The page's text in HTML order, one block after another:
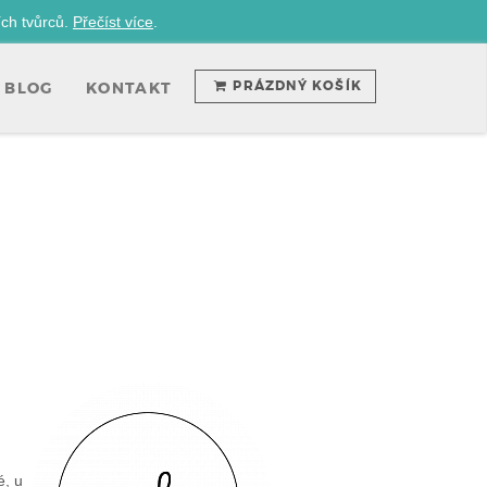
tvůrců. Přečíst více
PRÁZDNÝ KOŠÍK
BLOG KONTAKT
u